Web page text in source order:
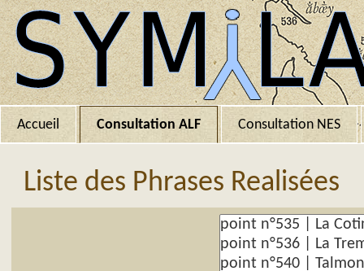
Accueil Consultation ALF Consultation NES
Liste des Phrases Realisées